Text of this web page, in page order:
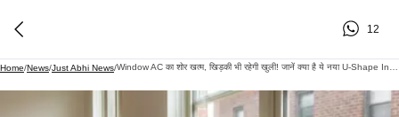
12
Home/News/Just Abhi News/